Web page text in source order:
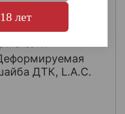
#LAC0141
ДТК, L.A.C.
лет